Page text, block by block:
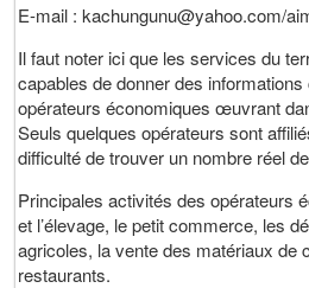
E-mail :kachungunu@yahoo.com/
Il faut noter ici que les services du
capables de donner des
opérateurs économiques œuvrant
Seuls quelques opérateurs sont
difficulté de trouver un nombre réel
Principales activités des opérateurs
et l’élevage, le petit commerce, les
agricoles, la vente des matériaux de
restaurants.